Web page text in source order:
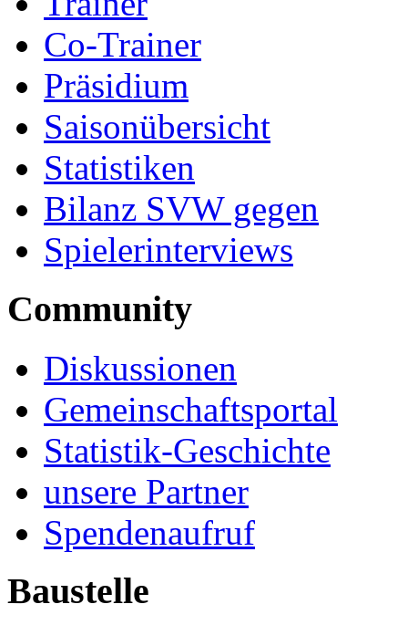
Co-Trainer
Präsidium
Saisonübersicht
Statistiken
Bilanz SVW gegen
Spielerinterviews
Community
Diskussionen
Gemeinschaftsportal
Statistik-Geschichte
unsere Partner
Spendenaufruf
Baustelle